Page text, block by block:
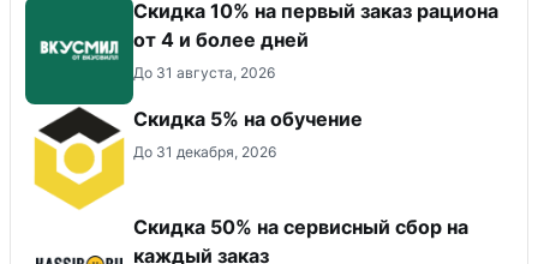
Скидка 10% на первый заказ рациона
от 4 и более дней
До 31 августа, 2026
Скидка 5% на обучение
До 31 декабря, 2026
Скидка 50% на сервисный сбор на
каждый заказ